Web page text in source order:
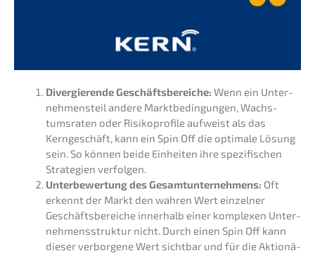
Diver­gie­ren­de Geschäfts­be­rei­che: Wenn ein Unter­
neh­mens­teil andere Markt­be­din­gun­gen, Wachs­
tums­ra­ten oder Risiko­pro­fi­le aufweist als das
Kernge­schäft, kann ein Spin Off die optima­le Lösung
sein. So können beide Einhei­ten ihre spezi­fi­schen
Strate­gien verfolgen.
Unter­be­wer­tung des Gesamt­un­ter­neh­mens: Oft
erkennt der Markt den wahren Wert einzel­ner
Geschäfts­be­rei­che inner­halb einer komple­xen Unter­
neh­mens­struk­tur nicht. Durch einen Spin Off kann
dieser verbor­ge­ne Wert sicht­bar und für die Aktio­nä­